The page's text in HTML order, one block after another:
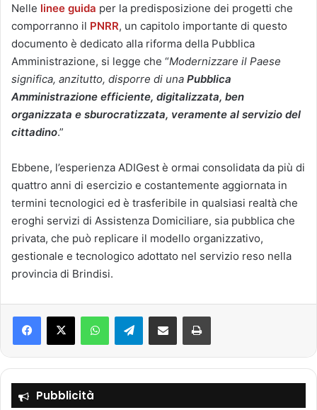
Nelle linee guida per la predisposizione dei progetti che
comporranno il PNRR, un capitolo importante di questo
documento è dedicato alla riforma della Pubblica
Amministrazione, si legge che “Modernizzare il Paese
significa, anzitutto, disporre di una Pubblica
Amministrazione efficiente, digitalizzata, ben
organizzata e sburocratizzata, veramente al servizio del
cittadino.”
Ebbene, l’esperienza ADIGest è ormai consolidata da più di
quattro anni di esercizio e costantemente aggiornata in
termini tecnologici ed è trasferibile in qualsiasi realtà che
eroghi servizi di Assistenza Domiciliare, sia pubblica che
privata, che può replicare il modello organizzativo,
gestionale e tecnologico adottato nel servizio reso nella
provincia di Brindisi.
Telegram
Pubblicità